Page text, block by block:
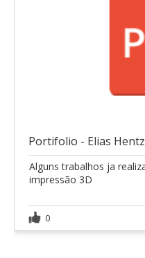
Portifolio - Elias Hentz
Alguns trabalhos ja
impressão 3D
0